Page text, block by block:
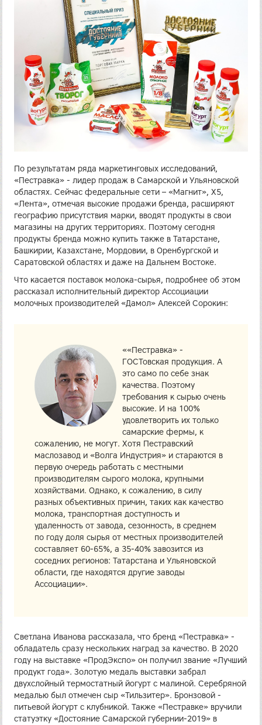
По результатам ряда маркетинговых исследований,
«Пестравка» - лидер продаж в Самарской и Ульяновской
областях. Сейчас федеральные сети – «Магнит», Х5,
«Лента», отмечая высокие продажи бренда, расширяют
географию присутствия марки, вводят продукты в свои
магазины на других территориях. Поэтому сегодня
продукты бренда можно купить также в Татарстане,
Башкирии, Казахстане, Мордовии, в Оренбургской и
Саратовской областях и даже на Дальнем Востоке.
Что касается поставок молока-сырья, подробнее об этом
рассказал исполнительный директор Ассоциации
молочных производителей «Дамол» Алексей Сорокин:
««Пестравка» -
ГОСТовская продукция. А
это само по себе знак
качества. Поэтому
требования к сырью очень
высокие. И на 100%
удовлетворить их только
самарские фермы, к
сожалению, не могут. Хотя Пестравский
маслозавод и «Волга Индустрия» и стараются в
первую очередь работать с местными
производителям сырого молока, крупными
хозяйствами. Однако, к сожалению, в силу
разных объективных причин, таких как качество
молока, транспортная доступность и
удаленность от завода, сезонность, в среднем
по году доля сырья от местных производителей
составляет 60-65%, а 35-40% завозится из
соседних регионов: Татарстана и Ульяновской
области, где находятся другие заводы
Ассоциации».
Светлана Иванова рассказала, что бренд «Пестравка» -
обладатель сразу нескольких наград за качество. В 2020
году на выставке «ПродЭкспо» он получил звание «Лучший
продукт года». Золотую медаль выставки забрал
двухслойный термостатный йогурт с малиной. Серебряной
медалью был отмечен сыр «Тильзитер». Бронзовой -
питьевой йогурт с клубникой. Также «Пестравке» вручили
статуэтку «Достояние Самарской губернии-2019» в